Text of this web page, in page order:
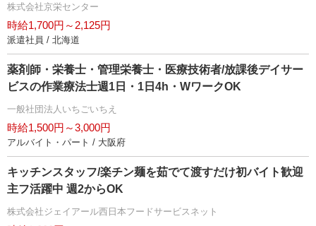
株式会社京栄センター
時給1,700円～2,125円
派遣社員 / 北海道
薬剤師・栄養士・管理栄養士・医療技術者/放課後デイサー
ビスの作業療法士週1日・1日4h・WワークOK
一般社団法人いちごいちえ
時給1,500円～3,000円
アルバイト・パート / 大阪府
キッチンスタッフ/楽チン麺を茹でて渡すだけ初バイト歓迎
主フ活躍中 週2からOK
株式会社ジェイアール西日本フードサービスネット